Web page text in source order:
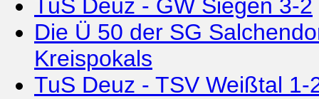
TuS Deuz - GW Siegen 3-2
Die Ü 50 der SG
Kreispokals
TuS Deuz - TSV Weißtal 1-